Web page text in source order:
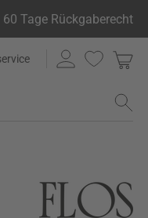
60 Tage Rückgaberecht